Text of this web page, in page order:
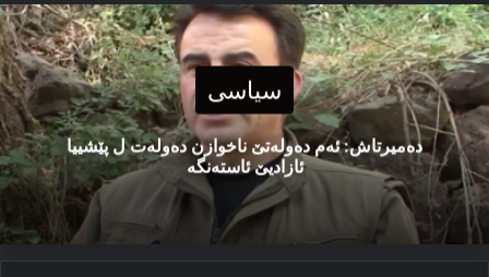
سیاسی
دەمیرتاش: ئەم دەولەتێ ناخوازن دەولەت ل پێشییا
ئازادیێ ئاستەنگە